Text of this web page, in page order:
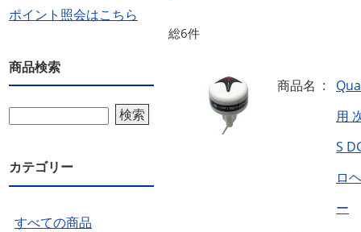
ポイント照会はこちら
商品検索
検索
カテゴリー
すべての商品
総6件
商品名 :
用
S
ロ
ー